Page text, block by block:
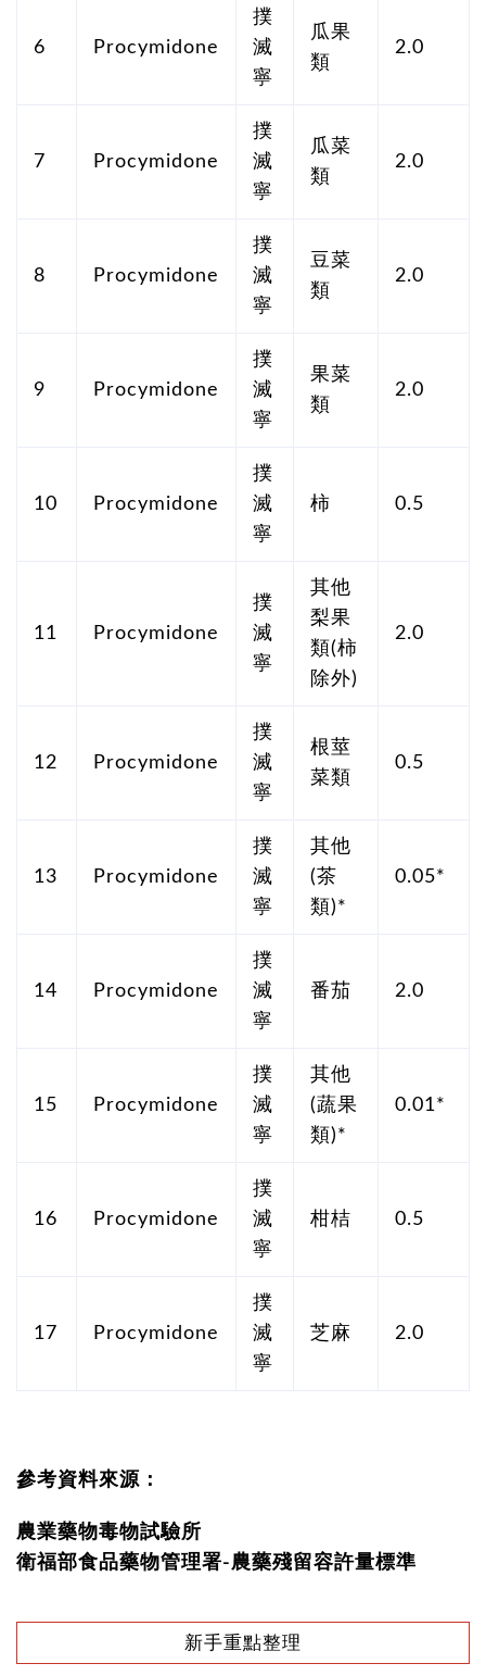
6 Procymidone
撲
滅
寧
瓜果
類
2.0
7 Procymidone
撲
滅
寧
瓜菜
類
2.0
8 Procymidone
撲
滅
寧
豆菜
類
2.0
9 Procymidone
撲
滅
寧
果菜
類
2.0
10 Procymidone
撲
滅
寧
柿 0.5
11 Procymidone
撲
滅
寧
其他
梨果
類(柿
除外)
2.0
12 Procymidone
撲
滅
寧
根莖
菜類
0.5
13 Procymidone
撲
滅
寧
其他
(茶
類)*
0.05*
14 Procymidone
撲
滅
寧
番茄 2.0
15 Procymidone
撲
滅
寧
其他
(蔬果
類)*
0.01*
16 Procymidone
撲
滅
寧
柑桔 0.5
17 Procymidone
撲
滅
寧
芝麻 2.0
參考資料來源：
農業藥物毒物試驗所
衛福部食品藥物管理署-農藥殘留容許量標準
新手重點整理